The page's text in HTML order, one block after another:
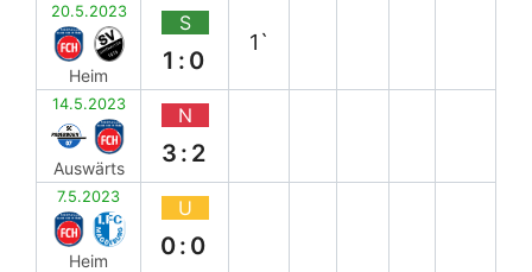
20.5.2023
Heim
S
1:0
1`
14.5.2023
Auswärts
N
3:2
7.5.2023
Heim
U
0:0